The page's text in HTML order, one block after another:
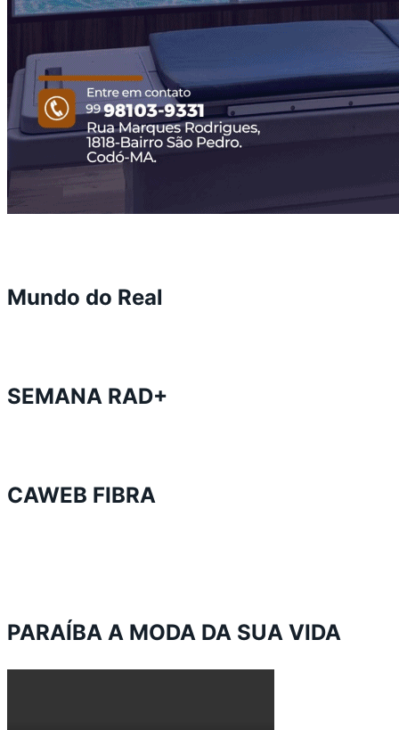
Mundo do Real
SEMANA RAD+
CAWEB FIBRA
PARAÍBA A MODA DA SUA VIDA